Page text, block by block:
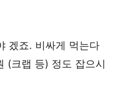
겠죠. 비싸게 먹는다
(크랩 등) 정도 잡으시